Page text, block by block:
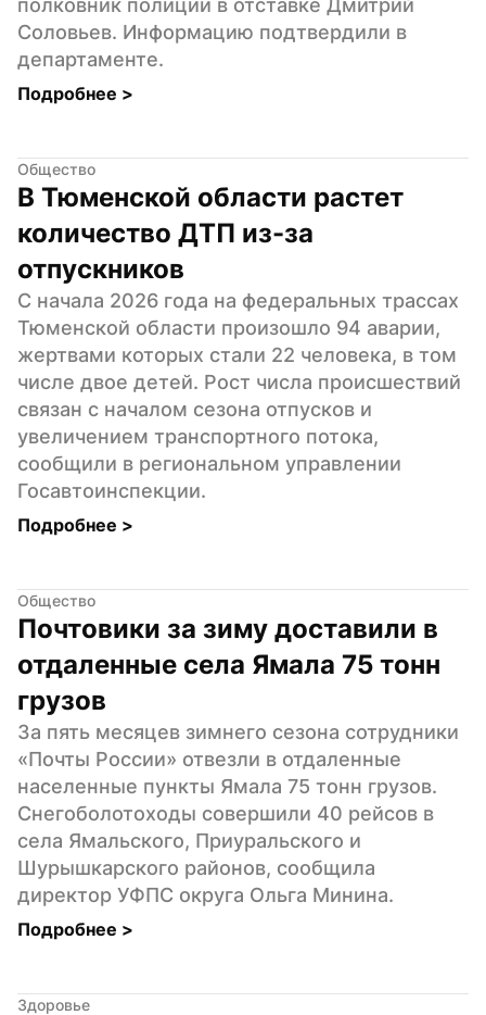
полковник полиции в отставке Дмитрий
Соловьев. Информацию подтвердили в
департаменте.
Подробнее >
Общество
В Тюменской области растет
количество ДТП из-за
отпускников
С начала 2026 года на федеральных трассах
Тюменской области произошло 94 аварии,
жертвами которых стали 22 человека, в том
числе двое детей. Рост числа происшествий
связан с началом сезона отпусков и
увеличением транспортного потока,
сообщили в региональном управлении
Госавтоинспекции.
Подробнее >
Общество
Почтовики за зиму доставили в
отдаленные села Ямала 75 тонн
грузов
За пять месяцев зимнего сезона сотрудники
«Почты России» отвезли в отдаленные
населенные пункты Ямала 75 тонн грузов.
Снегоболотоходы совершили 40 рейсов в
села Ямальского, Приуральского и
Шурышкарского районов, сообщила
директор УФПС округа Ольга Минина.
Подробнее >
Здоровье